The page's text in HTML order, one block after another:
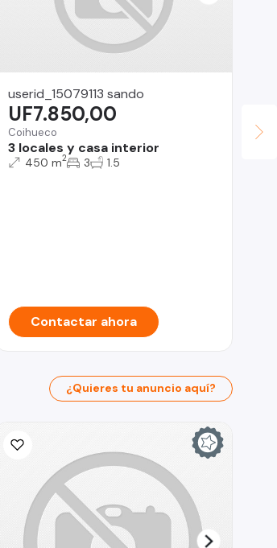
userid_15079113 sando
Coihueco
3 locales y casa interior
UF7.850,00
450 m2 3 1.5
Contactar ahora
¿Quieres tu anuncio aquí?